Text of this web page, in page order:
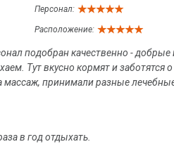
Персонал:
Расположение:
подобран качественно -
Тут вкусно кормят и
принимали разные
в год отдыхать.